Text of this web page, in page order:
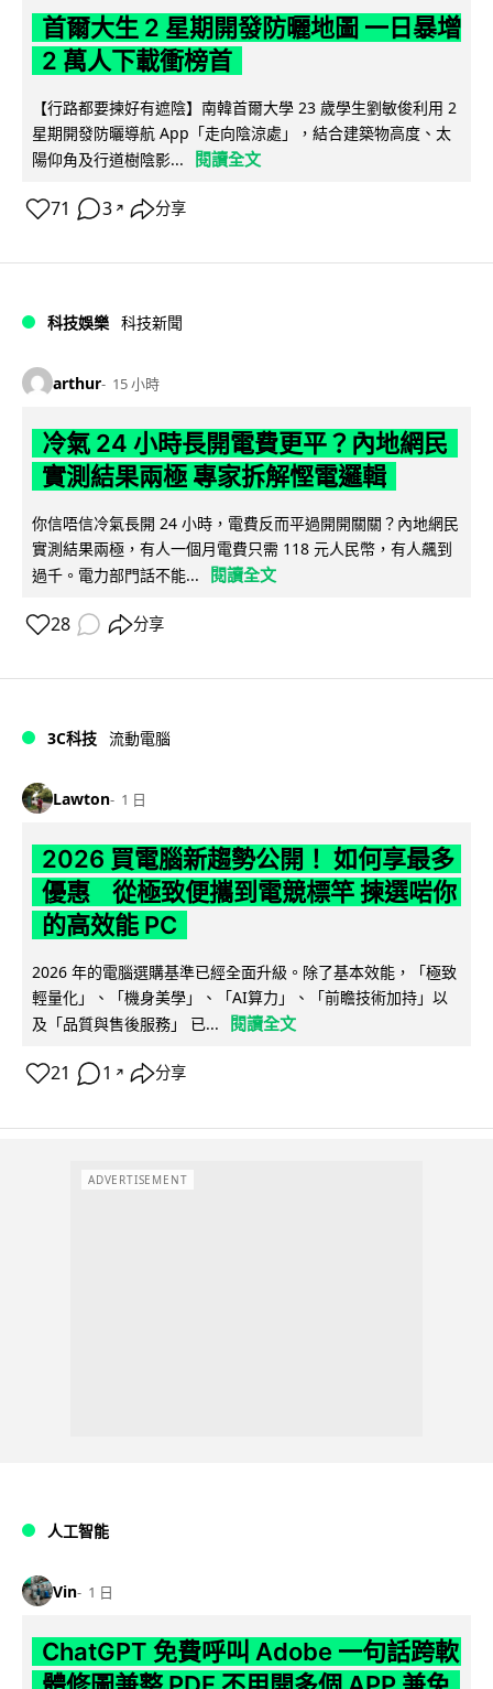
首爾大生 2 星期開發防曬地圖 一日暴增
2 萬人下載衝榜首
【行路都要揀好有遮陰】南韓首爾大學 23 歲學生劉敏俊利用 2
星期開發防曬導航 App「走向陰涼處」，結合建築物高度、太
陽仰角及行道樹陰影...
閱讀全文
71 3 ↗ 分享
科技娛樂 科技新聞
arthur 15 小時
冷氣 24 小時長開電費更平？內地網民
實測結果兩極 專家拆解慳電邏輯
你信唔信冷氣長開 24 小時，電費反而平過開開關關？內地網民
實測結果兩極，有人一個月電費只需 118 元人民幣，有人飆到
過千。電力部門話不能...
閱讀全文
28 分享
3C科技 流動電腦
Lawton 1 日
2026 買電腦新趨勢公開！ 如何享最多
優惠 從極致便攜到電競標竿 揀選啱你
的高效能 PC
2026 年的電腦選購基準已經全面升級。除了基本效能，「極致
輕量化」、「機身美學」、「AI算力」、「前瞻技術加持」以
及「品質與售後服務」 已...
閱讀全文
21 1 ↗ 分享
ADVERTISEMENT
人工智能
Vin 1 日
ChatGPT 免費呼叫 Adobe 一句話跨軟